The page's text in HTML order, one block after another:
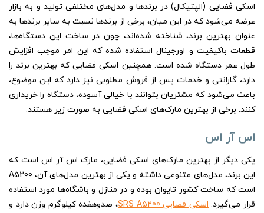
اسکی فضایی (الپتیکال) در برندها و مدل‌های مختلفی تولید و به بازار
عرضه می‌شود که در این میان، برخی از برندها نسبت به سایر برندها به
عنوان بهترین برند، شناخته شده‌اند، چون در ساخت این دستگاه‌ها،
قطعات باکیفیت و اورجینال استفاده شده که این امر موجب افزایش
طول عمر دستگاه شده است. همچنین اسکی فضایی که بهترین برند را
دارد، گارانتی و خدمات پس از فروش مطلوبی نیز دارد که این موضوع،
باعث می‌شود که مشتریان بتوانند با خیالی آسوده، دستگاه را خریداری
کنند. برخی از بهترین مارک‌های اسکی فضایی به صورت زیر هستند:
اس‌ آر اس
یکی دیگر از بهترین مارک‌های اسکی فضایی، مارک اس آر اس است که
این برند، مدل‌های متنوعی داشته و یکی از بهترین مدل‌های آن، A5200
است که ساخت کشور تایوان بوده و در منازل و باشگاه‌ها مورد استفاده
قرار می‌گیرد.اسکی فضایی SRS A5200
، صدوهفده کیلوگرم وزن دارد و